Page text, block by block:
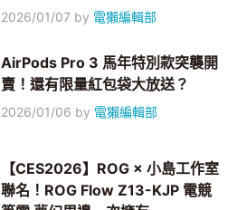
2026/01/07 by 電獺編輯部
AirPods Pro 3 馬年特別款突襲開
賣！還有限量紅包袋大放送？
2026/01/06 by 電獺編輯部
【CES2026】ROG × 小島工作室
聯名！ROG Flow Z13-KJP 電競